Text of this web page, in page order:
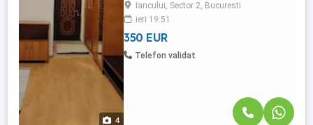
4
liniștită, aproape de magazine și mijloace
de transport Contract înregistrat ANAF
Iancului, Sector 2, Bucuresti
ieri 19:51
350 EUR
Telefon validat